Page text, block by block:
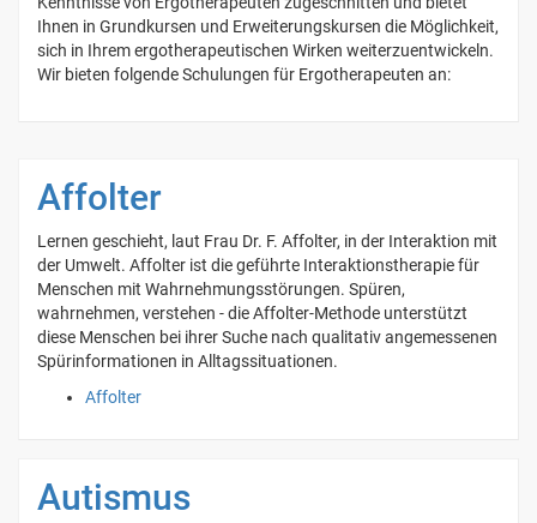
Ihnen in Grundkursen und Erweiterungskursen die Möglichkeit,
sich in Ihrem ergotherapeutischen Wirken weiterzuentwickeln.
Wir bieten folgende Schulungen für Ergotherapeuten an:
Affolter
Lernen geschieht, laut Frau Dr. F. Affolter, in der Interaktion mit
der Umwelt. Affolter ist die geführte Interaktionstherapie für
Menschen mit Wahrnehmungsstörungen. Spüren,
wahrnehmen, verstehen - die Affolter-Methode unterstützt
diese Menschen bei ihrer Suche nach qualitativ angemessenen
Spürinformationen in Alltagssituationen.
Affolter
Autismus